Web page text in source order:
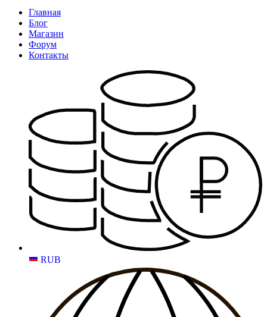
Главная
Блог
Магазин
Форум
Контакты
RUB